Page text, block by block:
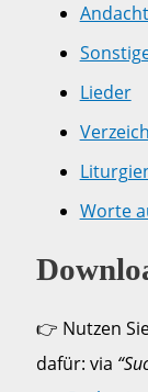
Lieder
Worte
👉 Nutzen
dafür: via